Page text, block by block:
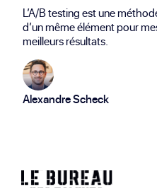
L’A/B testing est une
d’un même élément pour
meilleurs résultats.
Alexandre Scheck